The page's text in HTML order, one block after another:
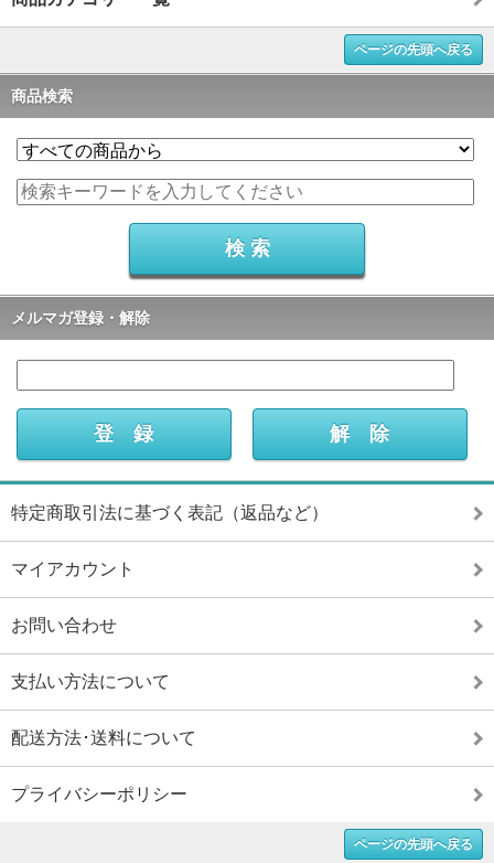
ページの先頭へ戻る
商品検索
メルマガ登録・解除
特定商取引法に基づく表記（返品など）
マイアカウント
お問い合わせ
支払い方法について
配送方法･送料について
プライバシーポリシー
ページの先頭へ戻る